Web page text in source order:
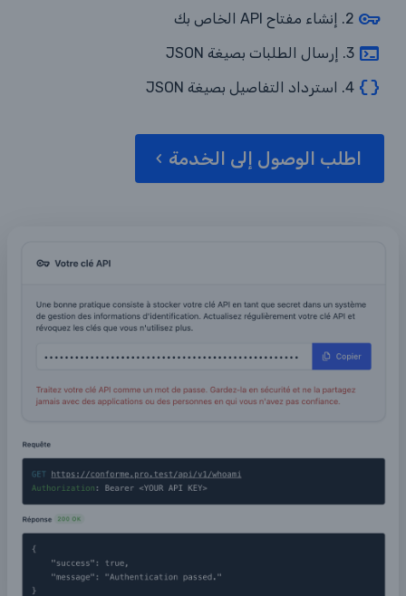
2. إنشاء مفتاح API الخاص بك
3. إرسال الطلبات بصيغة JSON
4. استرداد التفاصيل بصيغة JSON
اطلب الوصول إلى الخدمة